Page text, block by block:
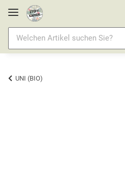
UNI (BIO)